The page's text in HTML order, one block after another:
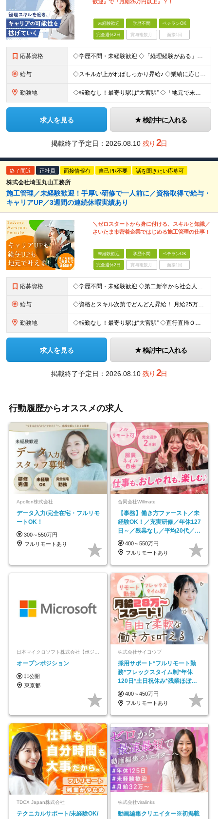
歓迎』で『月給25万円以上』？！
未経験歓迎 学歴不問 ベテランOK
完全週休2日 賞与複数月 面接1回
応募資格 ◇学歴不問・未経験歓迎 ◇「経理経験がある」「建設業界、不動産業界経験がある」という方は優遇！ 人柄重視の採用です♪ ￣￣￣￣￣￣￣￣￣￣ さまざまな部署内で連携をする仕事なので、 「話すのが好き」「コミュニケーションが得意」 「お客様、地主様、オーナー様を念頭において行動できる」 という方は特に歓迎しています♪
給与 ◇スキルが上がればしっかり昇給♪ ◇業績に応じて賞与も支給中♪ ・経験者・幹部候補の方 月給30万円～40万円＋業績賞与＋各種手当 ※経験などを考慮して決定します ・未経験の方 月給25万円～30万円＋業績賞与＋各種手当 ※経験などを考慮して決定します
勤務地 ◇転勤なし！最寄り駅は“大宮駅” ◇「地元で末永くはたらきたい」という方歓迎♪ 本社／埼玉県さいたま市大宮区大成町1-518-2
求人を見る 検討中に入れる
掲載終了予定日：2026.08.10残り 2日
終了間近 正社員 面接情報有 自己PR不要 話を聞きたい応募可
株式会社埼玉丸山工務所
施工管理／未経験歓迎！手厚い研修で一人前に／資格取得で給与・
キャリアUP／3週間の連続休暇実績あり
＼ゼロスタートから身に付ける、スキルと知識／
さいたま市密着企業ではじめる施工管理の仕事！
未経験歓迎 学歴不問 ベテランOK
完全週休2日 賞与複数月 面接1回
応募資格 ◇学歴不問・未経験歓迎 ◇第二新卒から社会人歴20年以上の方まで歓迎 ◇第二新卒、社会人歴10年以上の方、ブランク歓迎 ＼こんな方はより歓迎しています／ ・建築系の専攻出身または、建築現場でのご経験をお持ちの方 ・PCスキルをお持ちの方（Officeソフトが使える程度でOK） ・建築施工管理士等を目指している方 ・現場代理人を目指したい方
給与 ◇資格とスキル次第でどんどん昇給！ 月給25万円～35万円＋賞与＋各種手当 ※経験などを考慮して決定します ※上記は未経験スタートの月給 月給43万円～58万円＋賞与＋各種手当 ※経験などを考慮して決定します ※上記は経験者の月給 ≪役職については資格を重視≫ 「○○の資格を持っていれば等級上がる」 という明確な評価基準があります。 そのため、 施工管理技士や建築士を保持している方であれば スピーディーなキャリアUPが可能！ 資格の取得支援も行っておりますので、 活用しながら出世を目指しましょう。
勤務地 ◇転勤なし！最寄り駅は“大宮駅” ◇直行直帰ＯＫ！出社、帰社は任意です ◇基本的に出張はありません ◇東京都内、埼玉市内の建築現場中心 本社／埼玉県さいたま市大宮区大成町1-518-2
求人を見る 検討中に入れる
掲載終了予定日：2026.08.10残り 2日
行動履歴からオススメの求人
Apollon株式会社
データ入力/完全在宅・フルリモ
ートOK！
300～550万円
フルリモートあり
合同会社Willmate
【事務】働き方ファースト／未
経験OK！／充実研修／年休127
日～／残業なし／平均20代／リ
モートOK
400～550万円
フルリモートあり
オープンポジション
非公開
東京都
株式会社サイヨウブ
採用サポート*フルリモート勤
務*フレックスタイム制*年休
120日*土日祝休み*残業ほぼな
し*育児中社員8割以上
400～450万円
フルリモートあり
TDCX Japan株式会社
テクニカルサポート/未経験OK/
株式会社viralinks
動画編集クリエイター※初掲載